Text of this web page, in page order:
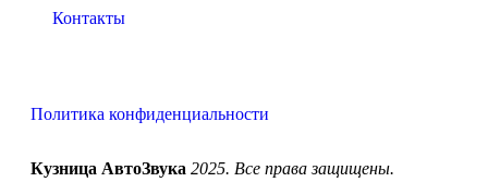
Контакты
Политика конфиденциальности
Кузница АвтоЗвука 2025. Все права защищены.